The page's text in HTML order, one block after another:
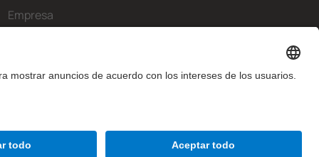
Empresa
Configuración de privadesa